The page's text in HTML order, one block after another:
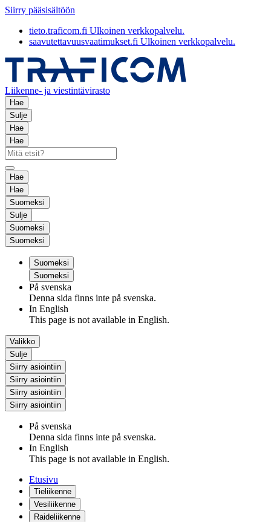
Siirry pääsisältöön
tieto.traficom.fi Ulkoinen verkkopalvelu.
saavutettavuusvaatimukset.fi Ulkoinen verkkopalvelu.
Liikenne- ja viestintävirasto
Hae
Sulje
Hae
Hae
Hae
Hae
Suomeksi
Sulje
Suomeksi
Suomeksi
Suomeksi
Suomeksi
På svenska
Denna sida finns inte på svenska.
In English
This page is not available in English.
Valikko
Sulje
Siirry asiointiin
Siirry asiointiin
Siirry asiointiin
Siirry asiointiin
På svenska
Denna sida finns inte på svenska.
In English
This page is not available in English.
Etusivu
Tieliikenne
Vesiliikenne
Raideliikenne